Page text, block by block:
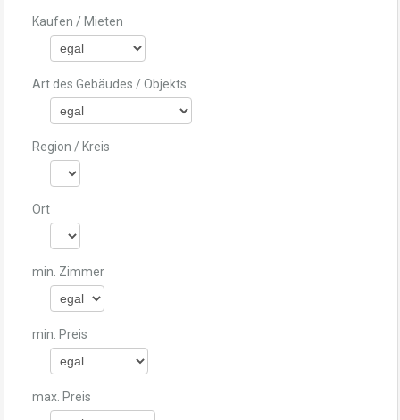
Kaufen / Mieten
Art des Gebäudes / Objekts
Region / Kreis
Ort
min. Zimmer
min. Preis
max. Preis